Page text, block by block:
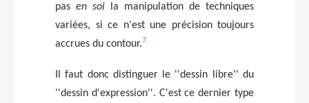
pas en soi la manipulation de techniques
variées, si ce n'est une précision toujours
accrues du contour.7
Il faut donc distinguer le ''dessin libre'' du
''dessin d'expression''. C'est ce dernier type